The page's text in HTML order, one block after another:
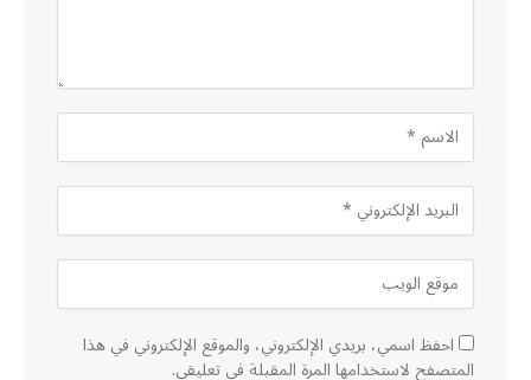
احفظ اسمي، بريدي الإلكتروني، والموقع الإلكتروني في هذا
المتصفح لاستخدامها المرة المقبلة في تعليقي.